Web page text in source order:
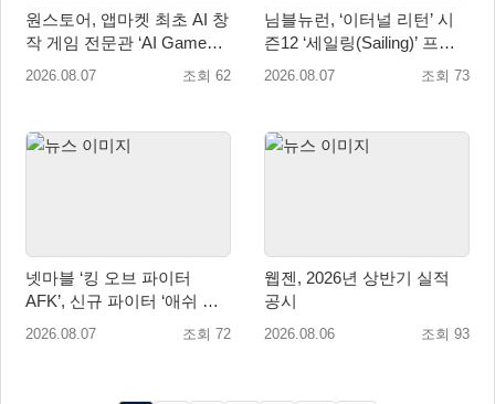
원스토어, 앱마켓 최초 AI 창
작 게임 전문관 ‘AI Games’
오픈
2026.08.07 조회 62
님블뉴런, ‘이터널 리턴’ 시
즌12 ‘세일링(Sailing)’ 프리
시즌 시작
2026.08.07 조회 73
넷마블 ‘킹 오브 파이터
AFK’, 신규 파이터 ‘애쉬 크
림존’ 업데이트
2026.08.07 조회 72
웹젠, 2026년 상반기 실적
공시
2026.08.06 조회 93